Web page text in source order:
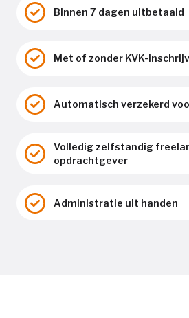
Binnen 7 dagen uitbetaald
Met of zonder KVK-
Automatisch verzekerd
Volledig zelfstandig
opdrachtgever
Administratie uit handen